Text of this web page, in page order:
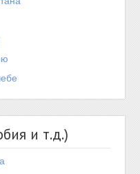
и т.д.)